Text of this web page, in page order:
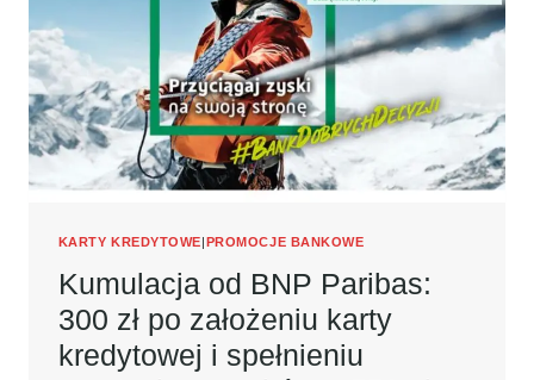
OD
BANKU!
ODBIERZ
GO
PO
ZAŁOŻENIU
KARTY
KREDYTOWEJ
+
ZŁ
W
BONACH
MASTERCARD
KARTY KREDYTOWE|PROMOCJE BANKOWE
Kumulacja od BNP Paribas:
300 zł po założeniu karty
kredytowej i spełnieniu